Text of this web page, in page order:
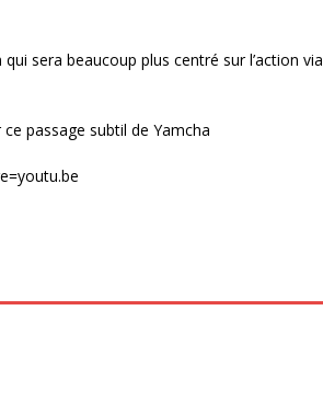
sera beaucoup plus centré sur l’action via
passage subtil de Yamcha